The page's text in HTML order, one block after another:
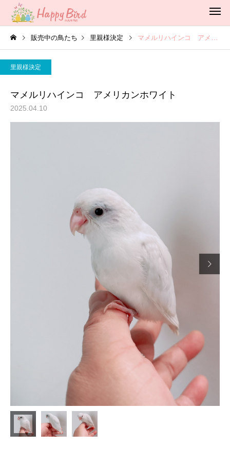
販売中の鳥たち 里親様決定 マメルリハインコ アメリカンホワイト
里親様決定
マメルリハインコ アメリカンホワイト
2025.04.10
